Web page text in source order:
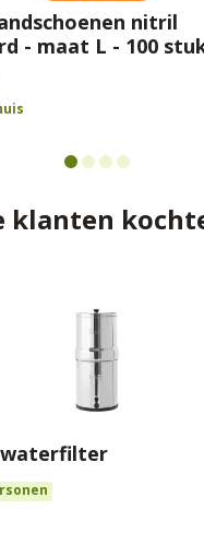
nitril
- maat L - 100
klanten
waterfilter